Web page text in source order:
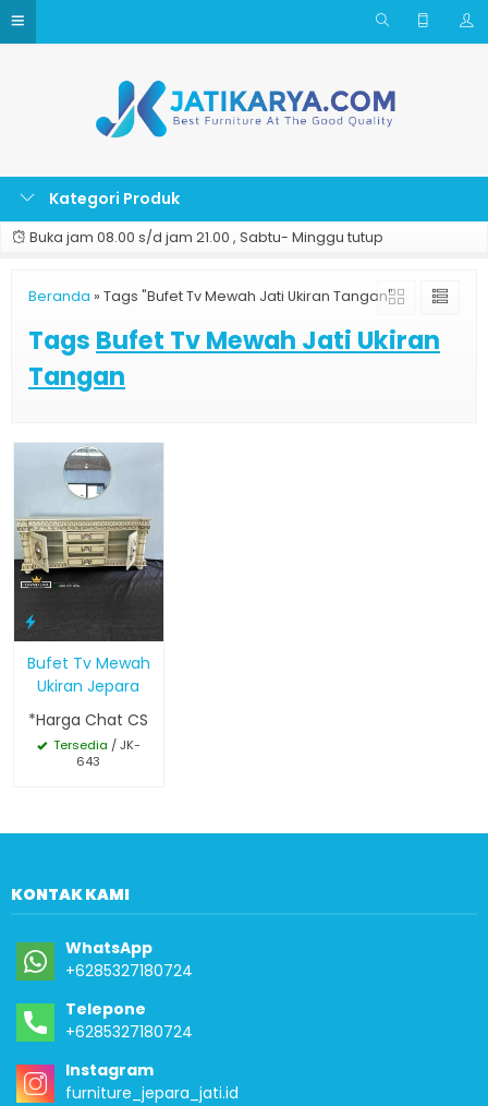
Kategori Produk
Buka jam 08.00 s/d jam 21.00 , Sabtu- Minggu tutup
Beranda » Tags "Bufet Tv Mewah Jati Ukiran Tangan"
Tags Bufet Tv Mewah Jati Ukiran
Tangan
Bufet Tv Mewah
Ukiran Jepara
*Harga Chat CS
Tersedia / JK-
643
KONTAK KAMI
WhatsApp
+6285327180724
Telepone
+6285327180724
Instagram
furniture_jepara_jati.id